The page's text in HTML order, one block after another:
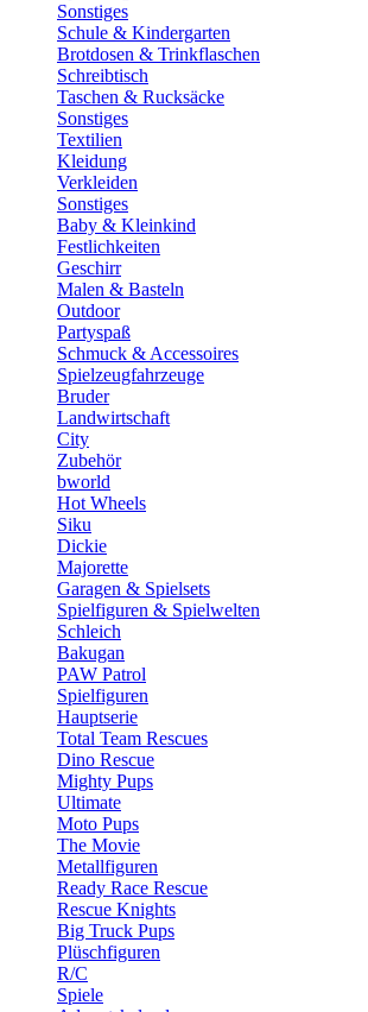
Sonstiges
Schule & Kindergarten
Brotdosen & Trinkflaschen
Schreibtisch
Taschen & Rucksäcke
Sonstiges
Textilien
Kleidung
Verkleiden
Sonstiges
Baby & Kleinkind
Festlichkeiten
Geschirr
Malen & Basteln
Outdoor
Partyspaß
Schmuck & Accessoires
Spielzeugfahrzeuge
Bruder
Landwirtschaft
City
Zubehör
bworld
Hot Wheels
Siku
Dickie
Majorette
Garagen & Spielsets
Spielfiguren & Spielwelten
Schleich
Bakugan
PAW Patrol
Spielfiguren
Hauptserie
Total Team Rescues
Dino Rescue
Mighty Pups
Ultimate
Moto Pups
The Movie
Metallfiguren
Ready Race Rescue
Rescue Knights
Big Truck Pups
Plüschfiguren
R/C
Spiele